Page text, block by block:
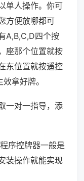
单人操作。你可
方便放哪都可
A,B,C,D四个按
座那个位置就按
东位置就按遥控
拿好牌。
一对一指导，添
序控牌器一般是
装操作就能实现